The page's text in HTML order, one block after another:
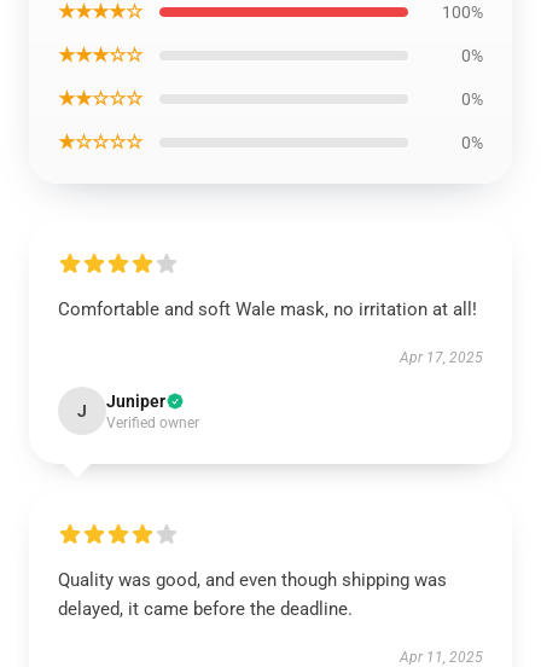
★★★★☆ 100%
★★★☆☆ 0%
★★☆☆☆ 0%
★☆☆☆☆ 0%
Comfortable and soft Wale mask, no irritation at all!
Apr 17, 2025
J Juniper
Verified owner
Quality was good, and even though shipping was
delayed, it came before the deadline.
Apr 11, 2025